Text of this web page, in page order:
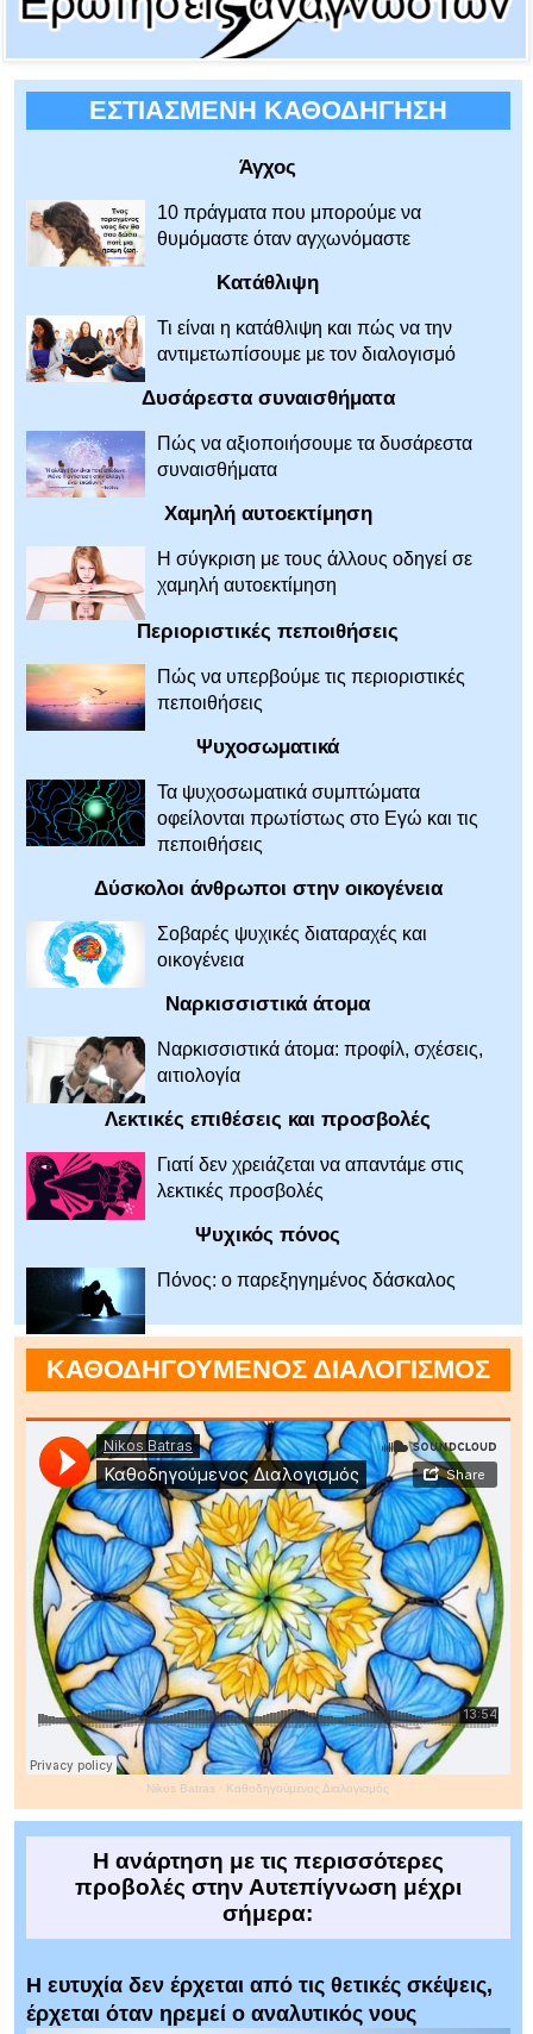
ΕΣΤΙΑΣΜΕΝΗ ΚΑΘΟΔΗΓΗΣΗ
Άγχος
10 πράγματα που μπορούμε να
θυμόμαστε όταν αγχωνόμαστε
Κατάθλιψη
Τι είναι η κατάθλιψη και πώς να την
αντιμετωπίσουμε με τον διαλογισμό
Δυσάρεστα συναισθήματα
Πώς να αξιοποιήσουμε τα δυσάρεστα
συναισθήματα
Χαμηλή αυτοεκτίμηση
Η σύγκριση με τους άλλους οδηγεί σε
χαμηλή αυτοεκτίμηση
Περιοριστικές πεποιθήσεις
Πώς να υπερβούμε τις περιοριστικές
πεποιθήσεις
Ψυχοσωματικά
Τα ψυχοσωματικά συμπτώματα
οφείλονται πρωτίστως στο Εγώ και τις
πεποιθήσεις
Δύσκολοι άνθρωποι στην οικογένεια
Σοβαρές ψυχικές διαταραχές και
οικογένεια
Ναρκισσιστικά άτομα
Ναρκισσιστικά άτομα: προφίλ, σχέσεις,
αιτιολογία
Λεκτικές επιθέσεις και προσβολές
Γιατί δεν χρειάζεται να απαντάμε στις
λεκτικές προσβολές
Ψυχικός πόνος
Πόνος: ο παρεξηγημένος δάσκαλος
ΚΑΘΟΔΗΓΟΥΜΕΝΟΣ ΔΙΑΛΟΓΙΣΜΟΣ
Nikos Batras · Καθοδηγούμενος Διαλογισμός
Η ανάρτηση με τις περισσότερες
προβολές στην Αυτεπίγνωση μέχρι
σήμερα:
Η ευτυχία δεν έρχεται από τις θετικές σκέψεις,
έρχεται όταν ηρεμεί ο αναλυτικός νους